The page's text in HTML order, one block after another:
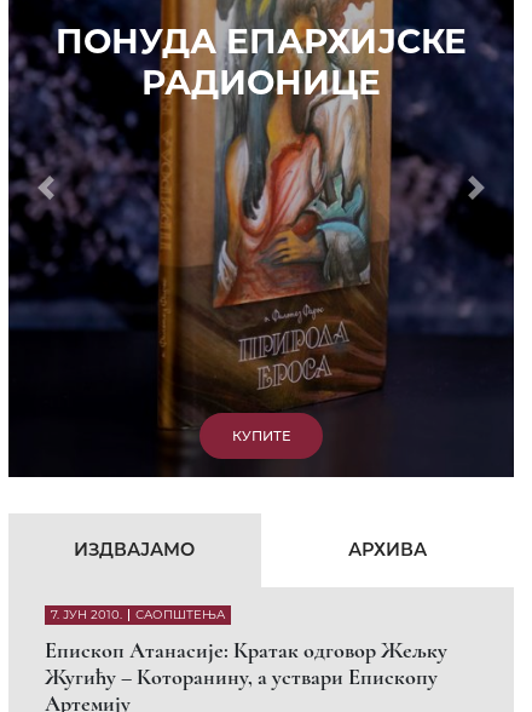
КУПИТЕ
7. ЈУН 2010. САОПШТЕЊА
Eпископ Атанасије: Кратак одговор Жељку
Жугићу – Которанину, а уствари Епископу
Артемију
15. ЈАНУАР 2011. ВЕСТИ
Eпископ Атанасије: Артемијева секта -
парасинагога=парацрква
ВЕСТИ
Eпископ Западноамерички Г. Максим у посети
напад на Србина у Сувом Долу и апелује на
КФОР и ЕУЛЕКС да обезбеде сигурност за све
Eпископ Атанасије: Обавештење о манастиру
Светих Архангела код Призрена